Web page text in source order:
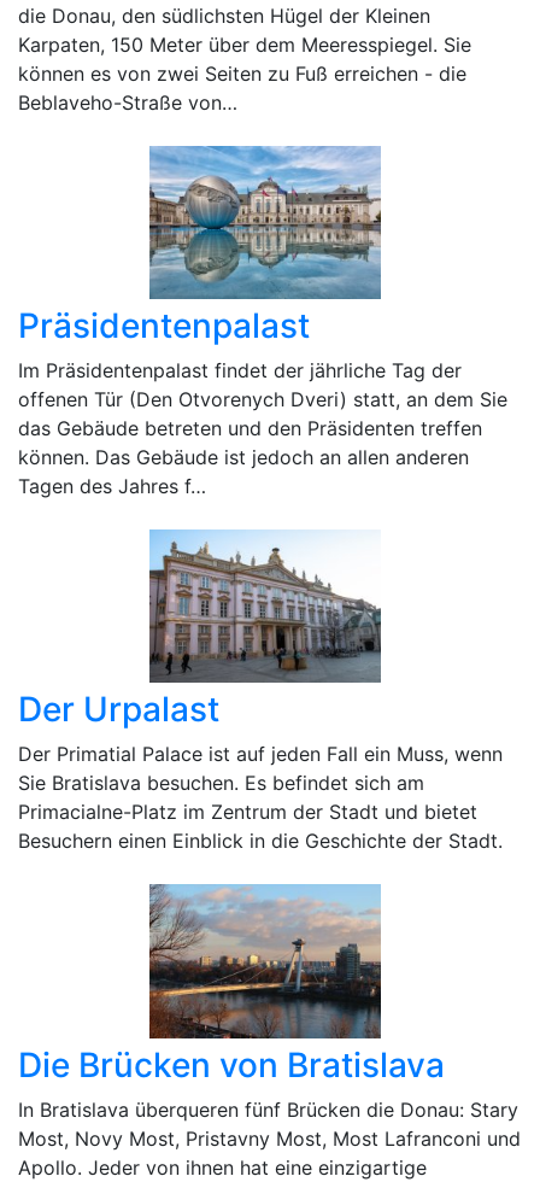
die Donau, den südlichsten Hügel der Kleinen
Karpaten, 150 Meter über dem Meeresspiegel. Sie
können es von zwei Seiten zu Fuß erreichen - die
Beblaveho-Straße von…
Präsidentenpalast
Im Präsidentenpalast findet der jährliche Tag der
offenen Tür (Den Otvorenych Dveri) statt, an dem Sie
das Gebäude betreten und den Präsidenten treffen
können. Das Gebäude ist jedoch an allen anderen
Tagen des Jahres f…
Der Urpalast
Der Primatial Palace ist auf jeden Fall ein Muss, wenn
Sie Bratislava besuchen. Es befindet sich am
Primacialne-Platz im Zentrum der Stadt und bietet
Besuchern einen Einblick in die Geschichte der Stadt.
Die Brücken von Bratislava
In Bratislava überqueren fünf Brücken die Donau: Stary
Most, Novy Most, Pristavny Most, Most Lafranconi und
Apollo. Jeder von ihnen hat eine einzigartige